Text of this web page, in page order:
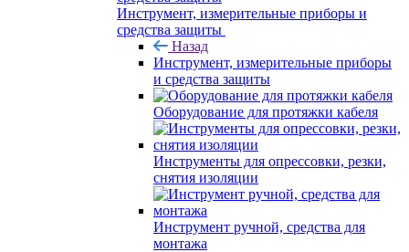
Инструмент, измерительные приборы и
средства защиты
Назад
Инструмент, измерительные приборы
и средства защиты
Оборудование для протяжки кабеля
Инструменты для опрессовки, резки,
снятия изоляции
Инструмент ручной, средства для
монтажа